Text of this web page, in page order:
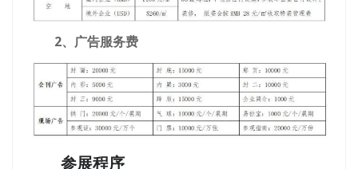
2、广告服务费
参展程序